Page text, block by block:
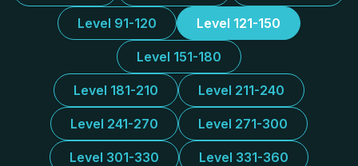
Level 91-120 Level 121-150
Level 151-180
Level 181-210 Level 211-240
Level 241-270 Level 271-300
Level 301-330 Level 331-360